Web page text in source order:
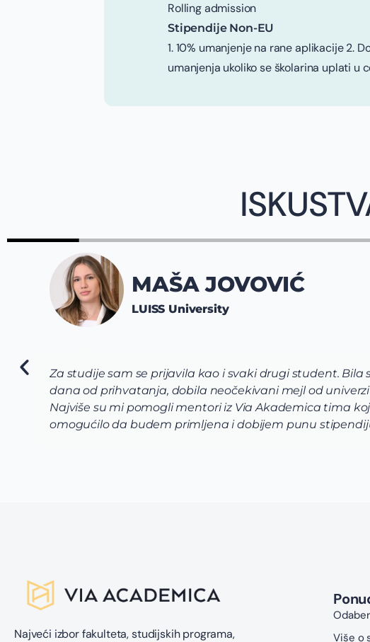
Rolling admission
Stipendije Non-EU
1. 10% umanjenje na rane aplikacije 2.
umanjenja ukoliko se školarina uplati u
i ostalih potencijalnih troškova. Ali sam posle 2
nudi full stipendiju, uključujući smještaj i menzu.
uspeli da mi sklope vrhunsku aplikaciju, što mi je i
studentima i roditeljima Via Academica.
Najveći izbor fakulteta, studijskih programa,
Više o